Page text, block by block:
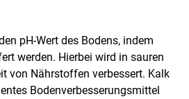
pH-Wert des Bodens, indem
werden. Hierbei wird in sauren
von Nährstoffen verbessert. Kalk
Bodenverbesserungsmittel